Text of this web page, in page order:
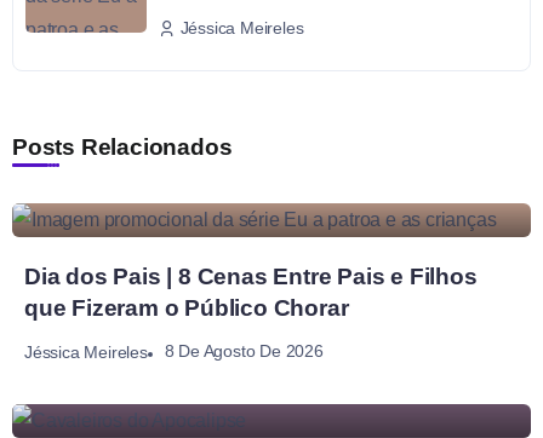
Jéssica Meireles
Posts Relacionados
Dia dos Pais | 8 Cenas Entre Pais e Filhos
que Fizeram o Público Chorar
Jéssica Meireles 8 De Agosto De 2026